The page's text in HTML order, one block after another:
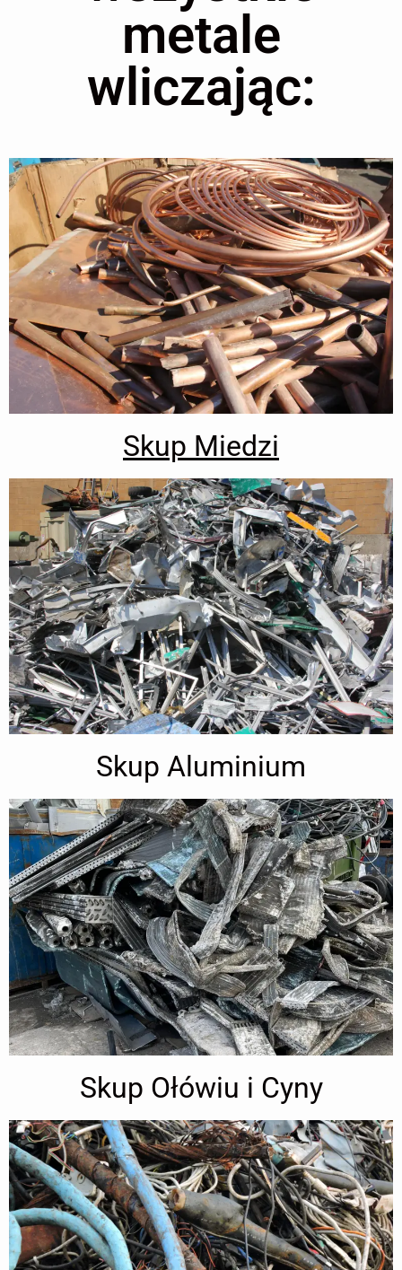
metale
wliczając:
Skup Miedzi
Skup Aluminium
Skup Ołówiu i Cyny